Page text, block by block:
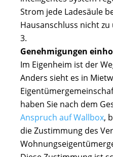
Strom jede Ladesäule
Hausanschluss nicht
Genehmigungen
Im Eigenheim ist der
Anders sieht es in
haben Sie nach dem
Anspruch auf Wallbox,
die Zustimmung des